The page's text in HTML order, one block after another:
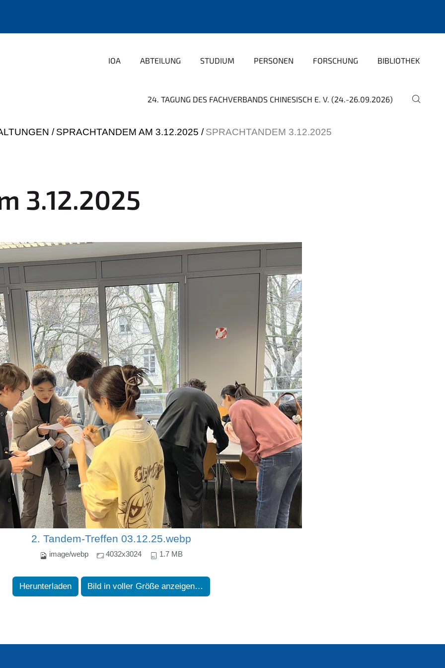
IOA ABTEILUNG STUDIUM PERSONEN FORSCHUNG BIBLIOTHEK
24. TAGUNG DES FACHVERBANDS CHINESISCH E. V. (24.-26.09.2026)
SPRACHTANDEM AM 3.12.2025 SPRACHTANDEM 3.12.2025
3.12.2025
2. Tandem-Treffen 03.12.25.webp
image/webp 4032x3024 1.7 MB
Herunterladen Bild in voller Größe anzeigen…